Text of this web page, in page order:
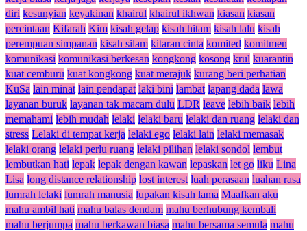
diri kesunyian keyakinan khairul khairul ikhwan kiasan kiasan
percintaan Kifarah Kim kisah gelap kisah hitam kisah lalu kisah
perempuan simpanan kisah silam kitaran cinta komited komitmen
komunikasi komunikasi berkesan kongkong kosong krul kuarantin
kuat cemburu kuat kongkong kuat merajuk kurang beri perhatian
KuSa lain minat lain pendapat laki bini lambat lapang dada lawa
layanan buruk layanan tak macam dulu LDR leave lebih baik lebih
memahami lebih mudah lelaki lelaki baru lelaki dan ruang lelaki dan
stress Lelaki di tempat kerja lelaki ego lelaki lain lelaki memasak
lelaki orang lelaki perlu ruang lelaki pilihan lelaki sondol lembut
lembutkan hati lepak lepak dengan kawan lepaskan let go liku Lina
Lisa long distance relationship lost interest luah perasaan luahan rasa
lumrah lelaki lumrah manusia lupakan kisah lama Maafkan aku
mahu ambil hati mahu balas dendam mahu berhubung kembali
mahu berjumpa mahu berkawan biasa mahu bersama semula mahu